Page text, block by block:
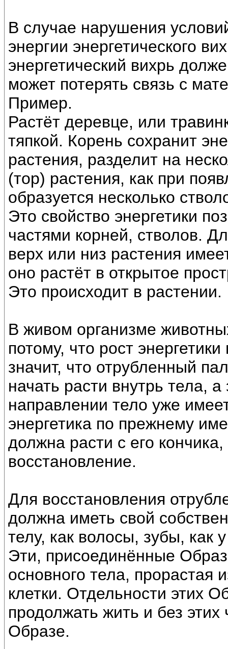
В случае нарушения
энергии энергетического
энергетический вихрь
может потерять связь с
Пример.
Растёт деревце, или
тяпкой. Корень сохранит
растения, разделит на
(тор) растения, как при
образуется несколько
Это свойство энергетики
частями корней, стволов.
верх или низ растения
оно растёт в открытое
Это происходит в растении.
В живом организме
потому, что рост
значит, что отрубленный
начать расти внутрь тела,
направлении тело уже
энергетика по прежнему
должна расти с его
восстановление.
Для восстановления
должна иметь свой
телу, как волосы, зубы, как
Эти, присоединённые
основного тела, прорастая
клетки. Отдельности этих
продолжать жить и без этих
Образе.